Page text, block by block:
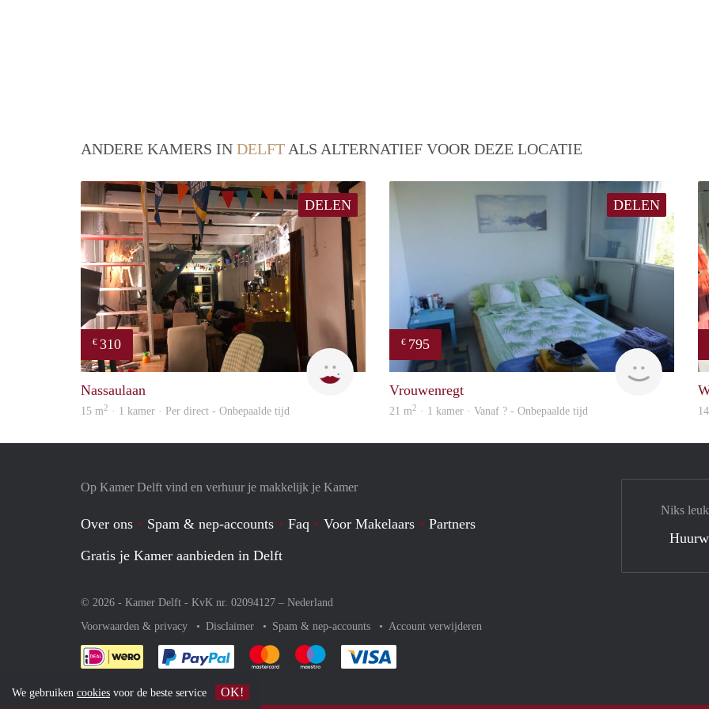
ANDERE KAMERS IN DELFT ALS ALTERNATIEF VOOR DEZE LOCATIE
DELEN
€ 310
Charlotte
Nassaulaan
15 m2 · 1 kamer · Per direct - Onbepaalde tijd
DELEN
€ 795
finder
Vrouwenregt
21 m2 · 1 kamer · Vanaf ? - Onbepaalde tijd
Op Kamer Delft vind en verhuur je makkelijk je Kamer
Over ons Spam & nep-accounts Faq Voor Makelaars
Partners
Gratis je Kamer aanbieden in Delft
© 2026 - Kamer Delft - KvK nr. 02094127 – Nederland
Voorwaarden & privacy
Disclaimer Spam & nep-accounts Account verwijderen
Je rekent gemakkelijk af met Paypal
Je rekent gemakkelijk af met Mastercard
Je rekent gemakkelijk af met Meastro
Niks
We gebruiken cookies voor de beste service OK!